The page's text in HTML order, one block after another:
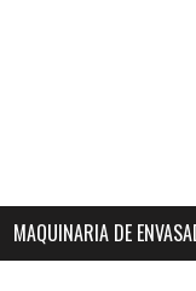
MAQUINARIA DE